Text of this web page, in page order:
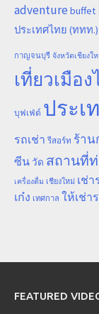
adventure buffet
ประเทศไทย (ททท
กาญจนบุรี จังหวัดเชียงใ
เที่ยวเมือง
บุฟเฟ่ต์ ประเ
รถเช่า รีสอร์ท ร้า
ซีน วัด สถานที่ท่
เครื่องดื่ม เชียงใหม่ เช่า
เก๋ง เทศกาล ให้เช่า
FEATURED